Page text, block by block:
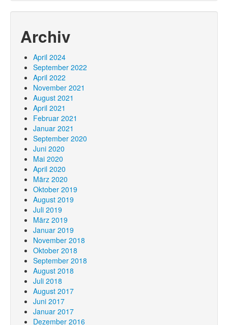
Archiv
April 2024
September 2022
April 2022
November 2021
August 2021
April 2021
Februar 2021
Januar 2021
September 2020
Juni 2020
Mai 2020
April 2020
März 2020
Oktober 2019
August 2019
Juli 2019
März 2019
Januar 2019
November 2018
Oktober 2018
September 2018
August 2018
Juli 2018
August 2017
Juni 2017
Januar 2017
Dezember 2016